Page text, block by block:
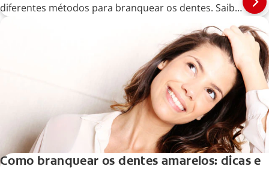
diferentes métodos para branquear os dentes. Saiba
Como branquear os dentes amarelos: dicas e